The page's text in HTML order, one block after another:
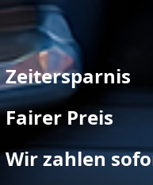
Zeitersparnis
Fairer Preis
Wir zahlen